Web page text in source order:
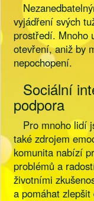
vyjádření svých
prostředí. Mnoho
otevření, aniž by
nepochopení.
Sociální
podpora
Pro mnoho lidí
také zdrojem
komunita nabízí
problémů a
životními
a pomáhat